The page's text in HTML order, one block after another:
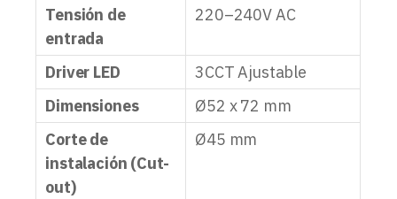
Tensión de
entrada
220–240V AC
Driver LED
3CCT Ajustable
Dimensiones
Ø52 x 72 mm
Corte de
instalación (Cut-
out)
Ø45 mm